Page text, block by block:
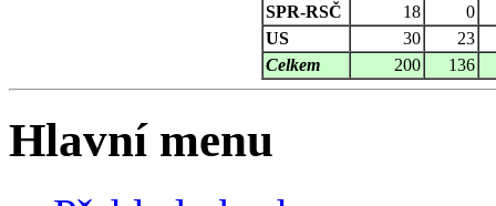
SPR-RSČ
18
0
US
30
23
Celkem
200 136
Hlavní menu